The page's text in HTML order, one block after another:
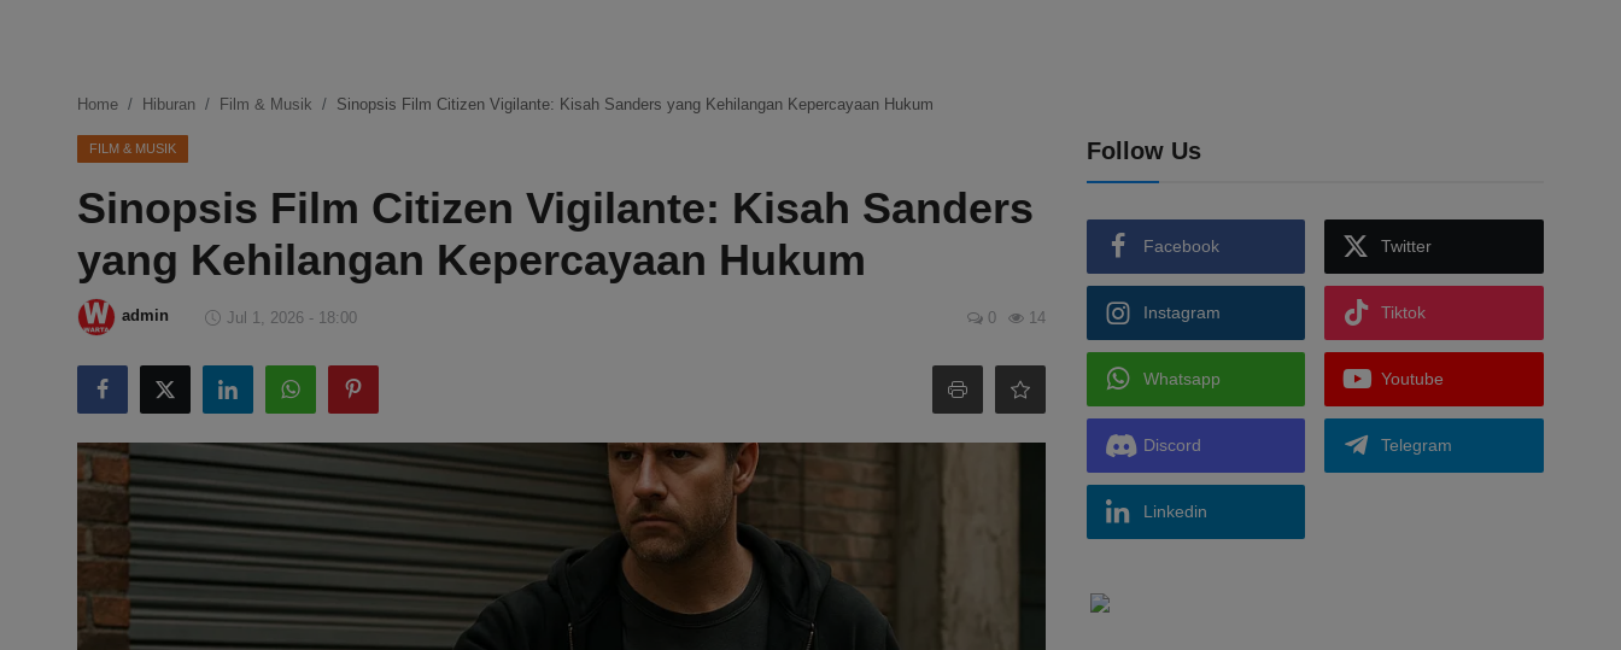
Ekonomi
Internasional
Teknologi
Hiburan
Kesehatan
Home Hiburan Film & Musik Sinopsis Film Citizen Vigilante: Kisah Sanders yang Kehilangan Kepercayaan Hukum
FILM & MUSIK
Sinopsis Film Citizen Vigilante: Kisah Sanders
yang Kehilangan Kepercayaan Hukum
admin Jul 1, 2026 - 18:00 0 14
Follow Us
Facebook Twitter
Instagram Tiktok
Whatsapp Youtube
Discord Telegram
Linkedin